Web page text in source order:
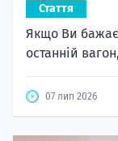
Стаття
Якщо Ви
останній
07 лип 2026